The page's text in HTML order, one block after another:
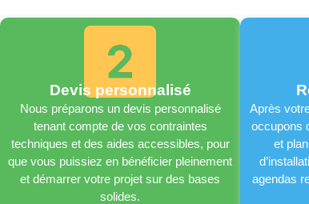
Devis personnalisé
Nous préparons un devis personnalisé
tenant compte de vos contraintes
techniques et des aides accessibles, pour
que vous puissiez en bénéficier pleinement
et démarrer votre projet sur des bases
solides.
Après
occupons
et
agendas